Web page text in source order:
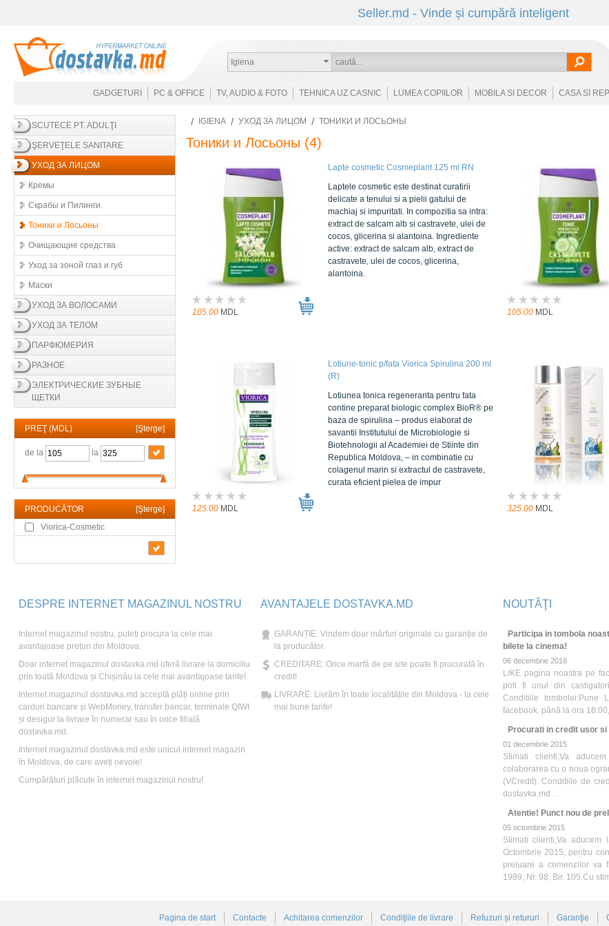
Seller.md - Vinde și cumpără inteligent
Igiena
GADGETURI PC & OFFICE TV, AUDIO & FOTO TEHNICA UZ CASNIC LUMEA COPIILOR MOBILA SI DECOR CASA SI
SCUTECE PT. ADULŢI
ŞERVEŢELE SANITARE
УХОД ЗА ЛИЦОМ
Кремы
Скрабы и Пилинги
Тоники и Лосьоны
Очищающие средства
Уход за зоной глаз и губ
Маски
УХОД ЗА ВОЛОСАМИ
УХОД ЗА ТЕЛОМ
ПАРФЮМЕРИЯ
РАЗНОЕ
ЭЛЕКТРИЧЕСКИЕ ЗУБНЫЕ
ЩЕТКИ
PREŢ (MDL) [Şterge]
de la la
PRODUCĂTOR [Şterge]
Viorica-Cosmetic
IGIENA УХОД ЗА ЛИЦОМ ТОНИКИ И ЛОСЬОНЫ
Тоники и Лосьоны (4)
105.00 MDL
Lapte cosmetic Cosmeplant 125 ml RN
Laptele cosmetic este destinat curatirii
delicate a tenului si a pielii gatului de
machiaj si impuritati. In compozitia sa intra:
extract de salcam alb si castravete, ulei de
cocos, glicerina si alantoina. Ingrediente
active: extract de salcam alb, extract de
castravete, ulei de cocos, glicerina,
alantoina.
105.00 MDL
125.00 MDL
Lotiune-tonic p/fata Viorica Spirulina 200 ml
(R)
Lotiunea tonica regeneranta pentru fata
contine preparat biologic complex BioR® pe
baza de spirulina – produs elaborat de
savantii Institutului de Microbiologie si
Biotehnologii al Academiei de Stiinte din
Republica Moldova, – in combinatie cu
colagenul marin si extractul de castravete,
curata eficient pielea de impur
325.00 MDL
DESPRE INTERNET MAGAZINUL NOSTRU
Internet magazinul nostru, puteți procura la cele mai
avantajoase prețuri din Moldova.
Doar internet magazinul dostavka.md oferă livrare la domiciliu
prin toată Moldova și Chișinău la cele mai avantajoase tarife!
Internet magazinul dostavka.md acceptă plăți online prin
carduri bancare și WebMoney, transfer bancar, terminale QIWI
și desigur la livrare în numerar sau în orice filială
dostavka.md.
Internet magazinul dostavka.md este unicul internet magazin
în Moldova, de care aveți nevoie!
Cumpărături plăcute în internet magazinul nostru!
AVANTAJELE DOSTAVKA.MD
GARANȚIE: Vindem doar mărfuri originale cu garanție de
la producător.
CREDITARE: Orice marfă de pe site poate fi procurată în
credit!
LIVRARE: Livrăm în toate localitățile din Moldova - la cele
mai bune tarife!
NOUTĂŢI
Participa in tombola
bilete la cinema!
06 decembrie 2016
LIKE pagina noastra pe
poti fi unul din
Conditiile tombolei:Pune
facebook, până la ora
Procurati in credit usor si
01 decembrie 2015
Stimati clienti,Va
colaborarea cu o noua
(VCredit). Conditiile de
dostavka.md …
Atentie! Punct nou de
05 octombrie 2015
Stimati clienti,Va
Octombrie 2015, pentru
preluare a comenzilor va
1989, Nr. 98, Bir. 105.Cu
Pagina de start Contacte Achitarea comenzilor Condiţiile de livrare Refuzuri și retururi Garanţie